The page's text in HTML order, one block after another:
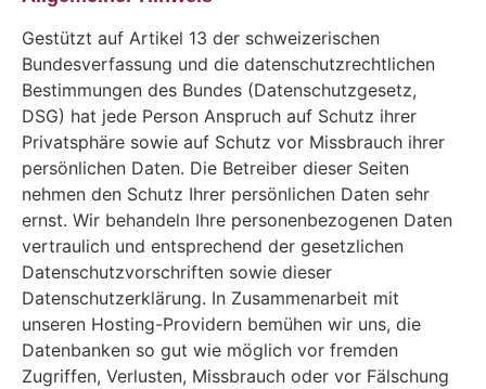
Gestützt auf Artikel 13 der schweizerischen
Bundesverfassung und die datenschutzrechtlichen
Bestimmungen des Bundes (Datenschutzgesetz,
DSG) hat jede Person Anspruch auf Schutz ihrer
Privatsphäre sowie auf Schutz vor Missbrauch ihrer
persönlichen Daten. Die Betreiber dieser Seiten
nehmen den Schutz Ihrer persönlichen Daten sehr
ernst. Wir behandeln Ihre personenbezogenen Daten
vertraulich und entsprechend der gesetzlichen
Datenschutzvorschriften sowie dieser
Datenschutzerklärung. In Zusammenarbeit mit
unseren Hosting-Providern bemühen wir uns, die
Datenbanken so gut wie möglich vor fremden
Zugriffen, Verlusten, Missbrauch oder vor Fälschung